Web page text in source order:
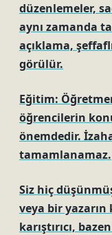
düzenlemeler,
aynı zamanda
açıklama,
görülür.
Eğitim:
öğrencilerin
önemdedir.
tamamlanamaz.
Siz hiç
veya bir
karıştırıcı,